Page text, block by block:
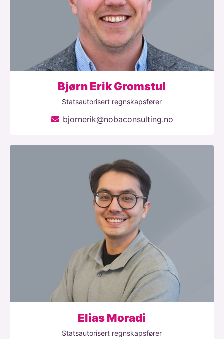
Bjørn Erik Gromstul
Statsautorisert regnskapsfører
bjornerik@nobaconsulting.no
Elias Moradi
Statsautorisert regnskapsfører